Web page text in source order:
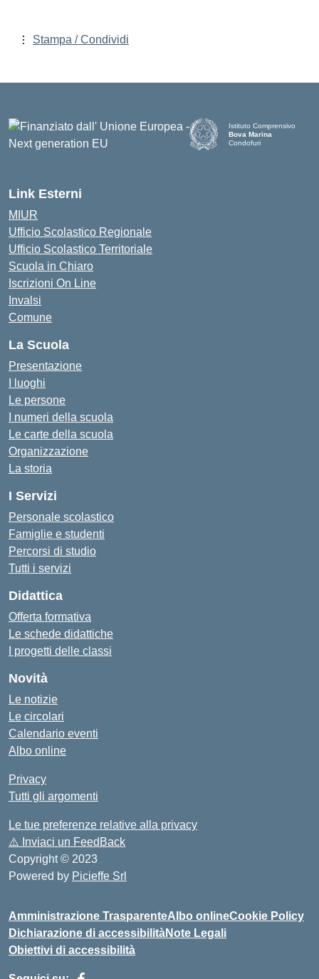
Stampa / Condividi
Istituto Comprensivo
Bova Marina
Condofuri
Link Esterni
MIUR
Ufficio Scolastico Regionale
Ufficio Scolastico Territoriale
Scuola in Chiaro
Iscrizioni On Line
Invalsi
Comune
La Scuola
Presentazione
I luoghi
Le persone
I numeri della scuola
Le carte della scuola
Organizzazione
La storia
I Servizi
Personale scolastico
Famiglie e studenti
Percorsi di studio
Tutti i servizi
Didattica
Offerta formativa
Le schede didattiche
I progetti delle classi
Novità
Le notizie
Le circolari
Calendario eventi
Albo online
Privacy
Tutti gli argomenti
Le tue preferenze relative alla privacy
⚠️ Inviaci un FeedBack
Copyright © 2023
Powered by Picieffe Srl
Amministrazione TrasparenteAlbo onlineCookie Policy
Dichiarazione di accessibilitàNote Legali
Obiettivi di accessibilità